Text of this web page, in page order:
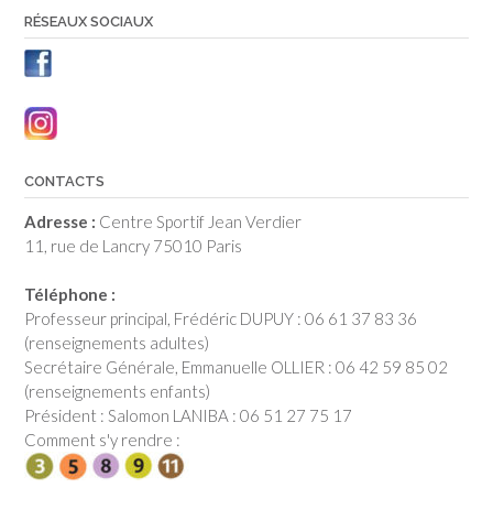
RÉSEAUX SOCIAUX
CONTACTS
Adresse : Centre Sportif Jean Verdier
11, rue de Lancry 75010 Paris
Téléphone :
Professeur principal, Frédéric DUPUY : 06 61 37 83 36
(renseignements adultes)
Secrétaire Générale, Emmanuelle OLLIER : 06 42 59 85 02
(renseignements enfants)
Président : Salomon LANIBA : 06 51 27 75 17
Comment s'y rendre :